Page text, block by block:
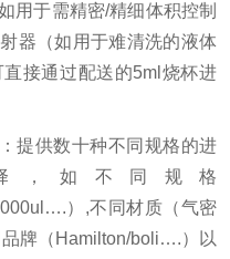
用于需精密/精细体积控制
器（如用于难清洗的液体
接通过配送的5ml烧杯进
提供数十种不同规格的进
，如不同规格
）,不同材质（气密
牌（Hamilton/boli….）以